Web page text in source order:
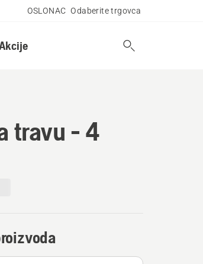
OSLONAC Odaberite trgovca
travu - 4